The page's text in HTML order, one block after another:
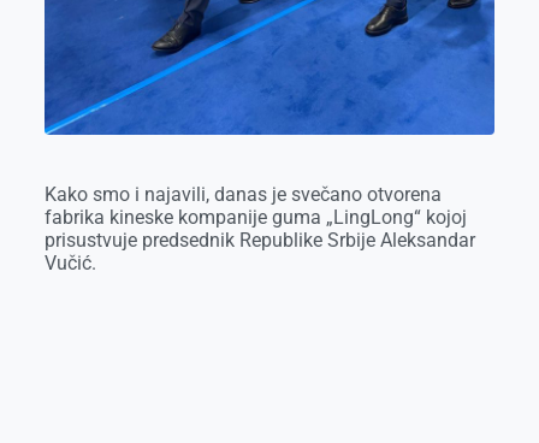
Kako smo i najavili, danas je svečano otvorena
fabrika kineske kompanije guma „LingLong“ kojoj
prisustvuje predsednik Republike Srbije Aleksandar
Vučić.